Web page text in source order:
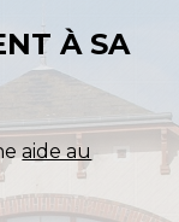
À SA
aide au